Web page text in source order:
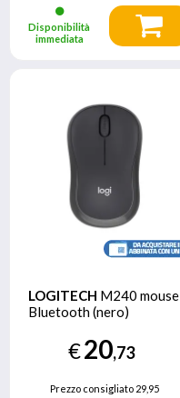
Disponibilità
immediata
LOGITECH M240 mouse
Bluetooth (nero)
€20,73
Prezzo consigliato29,95